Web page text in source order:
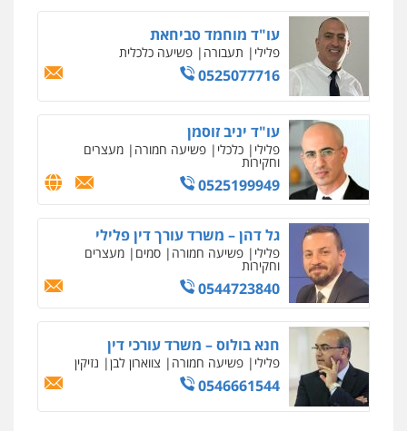
עו"ד מוחמד סביחאת
פלילי תעבורה פשיעה כלכלית
0525077716
עו"ד יניב זוסמן
פלילי כלכלי פשיעה חמורה מעצרים
וחקירות
0525199949
גל דהן – משרד עורך דין פלילי
פלילי פשיעה חמורה סמים מעצרים
וחקירות
0544723840
חנא בולוס – משרד עורכי דין
פלילי פשיעה חמורה צווארון לבן נזיקין
0546661544
לעורכי דין
0544500346
מאיה בלום, עו"ס, טיפול ושיקום
לעורכי דין
0504062539
עו"ד ד"ר אבי שקד
0544385337